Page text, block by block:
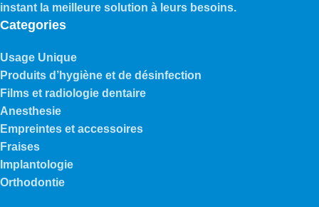
instant la meilleure solution à leurs besoins.
Categories
Usage Unique
Produits d’hygiène et de désinfection
Films et radiologie dentaire
Anesthesie
Empreintes et accessoires
Fraises
Implantologie
Orthodontie